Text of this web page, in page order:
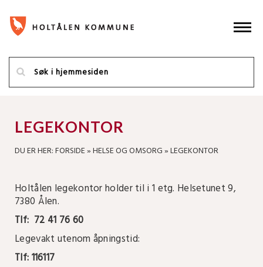
LEGEKONTOR
DU ER HER:FORSIDE»HELSE OG OMSORG»LEGEKONTOR
Holtålen legekontor holder til i 1 etg. Helsetunet 9,
7380 Ålen.
Tlf: 72 41 76 60
Legevakt utenom åpningstid:
Tlf: 116117